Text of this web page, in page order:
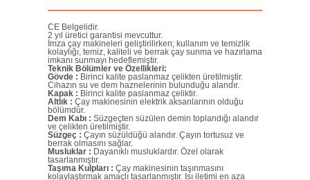
CE Belgelidir.
2 yıl üretici garantisi mevcuttur.
İmza çay makineleri geliştirilirken; kullanım ve temizlik
kolaylığı, temiz, kaliteli ve berrak çay sunma ve hazırlama
imkanı sunmayı hedeflemiştir.
Teknik Bölümler ve Özellikleri:
Gövde : Birinci kalite paslanmaz çelikten üretilmiştir.
Cihazın su ve dem haznelerinin bulunduğu alandır.
Kapak : Birinci kalite paslanmaz çeliktir.
Altlık : Çay makinesinin elektrik aksanlarının olduğu
bölümdür.
Dem Kabı : Süzgeçten süzülen demin toplandığı alandır
ve çelikten üretilmiştir.
Süzgeç : Çayın süzüldüğü alandır. Çayın tortusuz ve
berrak olmasını sağlar.
Musluklar : Dayanıklı musluklardır. Özel olarak
tasarlanmıştır.
Taşıma Kulpları : Çay makinesinin taşınmasını
kolaylaştırmak amaçlı tasarlanmıştır. Isı iletimi en aza